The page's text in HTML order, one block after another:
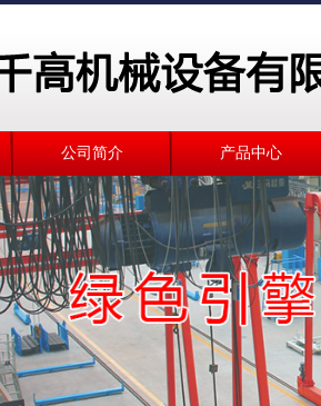
公司简介 产品中心